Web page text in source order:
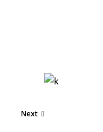
Next